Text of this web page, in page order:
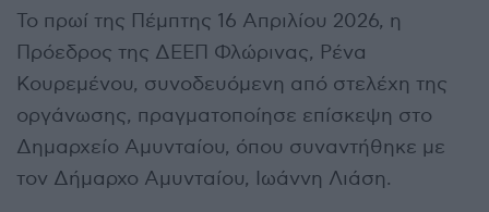
Το πρωί της Πέμπτης 16 Απριλίου 2026, η
Πρόεδρος της ΔΕΕΠ Φλώρινας, Ρένα
Κουρεμένου, συνοδευόμενη από στελέχη της
οργάνωσης, πραγματοποίησε επίσκεψη στο
Δημαρχείο Αμυνταίου, όπου συναντήθηκε με
τον Δήμαρχο Αμυνταίου, Ιωάννη Λιάση.